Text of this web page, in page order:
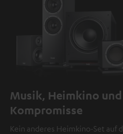
Musik, Heimkino und
Kompromisse
Kein anderes Heimkino-Set auf